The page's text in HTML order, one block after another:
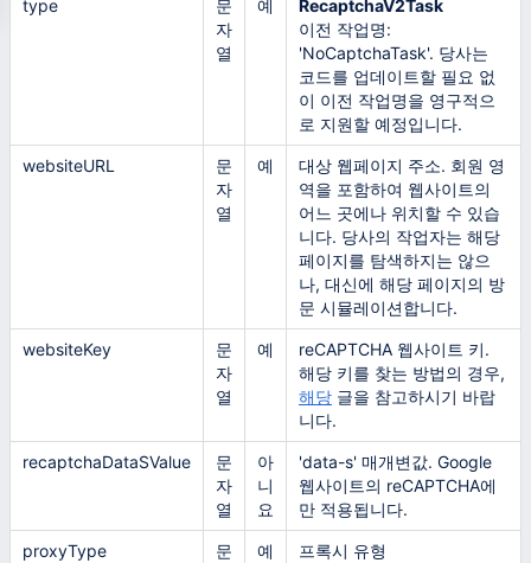
type
문
자
열
예
RecaptchaV2Task
이전 작업명:
'NoCaptchaTask'. 당사는
코드를 업데이트할 필요 없
이 이전 작업명을 영구적으
로 지원할 예정입니다.
websiteURL
문
자
열
예
대상 웹페이지 주소. 회원 영
역을 포함하여 웹사이트의
어느 곳에나 위치할 수 있습
니다. 당사의 작업자는 해당
페이지를 탐색하지는 않으
나, 대신에 해당 페이지의 방
문 시뮬레이션합니다.
websiteKey
문
자
열
예
reCAPTCHA 웹사이트 키.
해당 키를 찾는 방법의 경우,
해당 글을 참고하시기 바랍
니다.
recaptchaDataSValue
문
자
열
아
니
요
'data-s' 매개변값. Google
웹사이트의 reCAPTCHA에
만 적용됩니다.
proxyType
문
예
프록시 유형